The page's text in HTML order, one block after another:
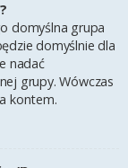
domyślna grupa
domyślnie dla
nadać
grupy. Wówczas
kontem.